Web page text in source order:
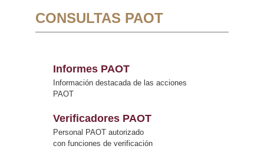
CONSULTAS PAOT
Informes PAOT
Información destacada de las acciones
PAOT
Verificadores PAOT
Personal PAOT autorizado
con funciones de verificación